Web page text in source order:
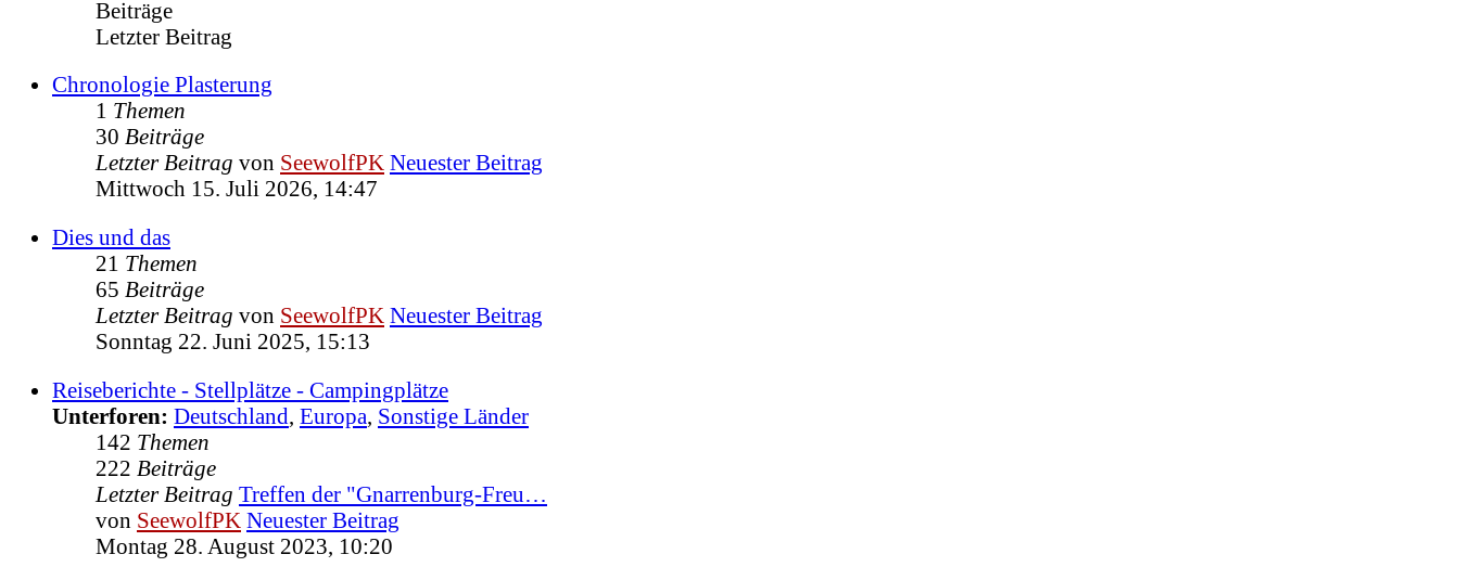
Beiträge
Letzter Beitrag
Chronologie Plasterung
1 Themen
30 Beiträge
Letzter Beitrag von SeewolfPK Neuester Beitrag
Mittwoch 15. Juli 2026, 14:47
Dies und das
21 Themen
65 Beiträge
Letzter Beitrag von SeewolfPK Neuester Beitrag
Sonntag 22. Juni 2025, 15:13
Reiseberichte - Stellplätze - Campingplätze
Unterforen: Deutschland, Europa, Sonstige Länder
142 Themen
222 Beiträge
Letzter Beitrag Treffen der "Gnarrenburg-Freu…
von SeewolfPK Neuester Beitrag
Montag 28. August 2023, 10:20